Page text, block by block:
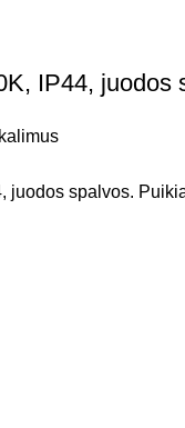
IP44, juodos
spalvos.